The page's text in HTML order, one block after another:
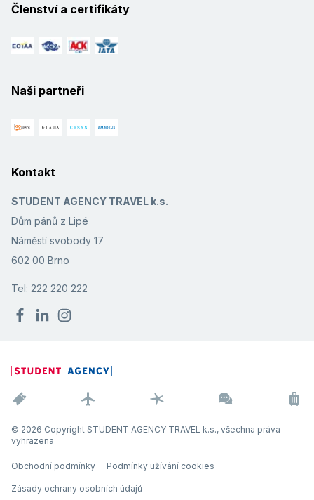
Členství a certifikáty
Naši partneři
Kontakt
STUDENT AGENCY TRAVEL k.s.
Dům pánů z Lipé
Náměstí svobody 17
602 00 Brno
Tel: 222 220 222
© 2026 Copyright STUDENT AGENCY TRAVEL k.s., všechna práva
vyhrazena
Obchodní podmínky Podmínky užívání cookies
Zásady ochrany osobních údajů